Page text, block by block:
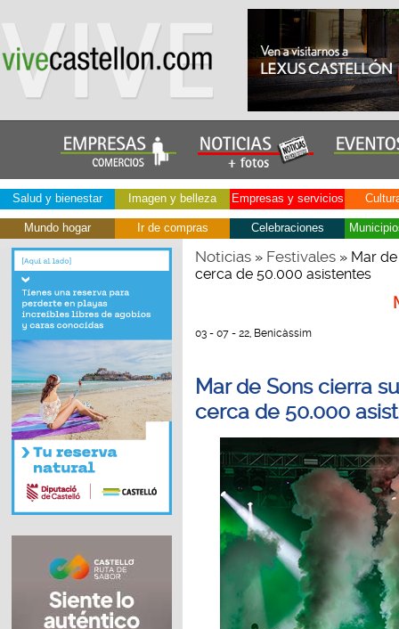
Salud y bienestar Imagen y belleza Empresas y servicios
Mundo hogar Ir de compras Celebraciones
Noticias» Festivales» Mar de
cerca de 50.000 asistentes
03 - 07 - 22, Benicàssim
Mar de Sons cierra
cerca de 50.000